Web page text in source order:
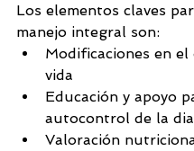
Los elementos claves
manejo integral son:
Modificaciones en
vida
Educación y apoyo
autocontrol de la
Valoración